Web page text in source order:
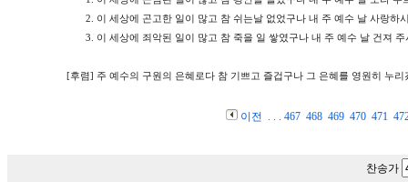
2. 이 세상에 곤고한 일이 많고 참 쉬는날 없었구나 내 주 예수 날 사랑하
3. 이 세상에 죄악된 일이 많고 참 죽을 일 쌓였구나 내 주 예수 날 건져
[후렴] 주 예수의 구원의 은혜로다 참 기쁘고 즐겁구나 그 은혜를 영원히 누
이전 . . . 467 468 469 470 471
찬송가